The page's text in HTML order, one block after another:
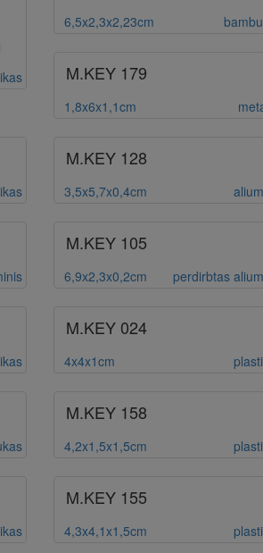
6,5x2,3x2,23cm
M.KEY 179
1,8x6x1,1cm
M.KEY 128
3,5x5,7x0,4cm
M.KEY 105
6,9x2,3x0,2cm perdirbtas
M.KEY 024
4x4x1cm
M.KEY 158
4,2x1,5x1,5cm
M.KEY 155
4,3x4,1x1,5cm